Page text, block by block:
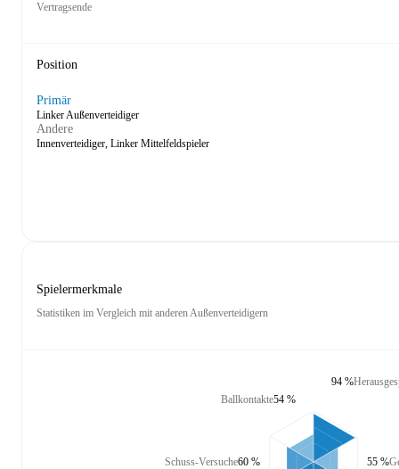
Vertragsende
Position
Primär
Linker Außenverteidiger
Andere
Innenverteidiger, Linker Mittelfeldspieler
Spielermerkmale
Statistiken im Vergleich mit anderen Außenverteidigern
Ballkontakte54 %
Schuss-Versuche60 %
94 %
55 %